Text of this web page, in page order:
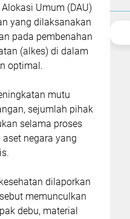
Umum (DAU)
yang dilaksanakan
pada pembenahan
(alkes) di dalam
optimal.
mutu
sejumlah pihak
selama proses
negara yang
dilaporkan
memunculkan
debu, material